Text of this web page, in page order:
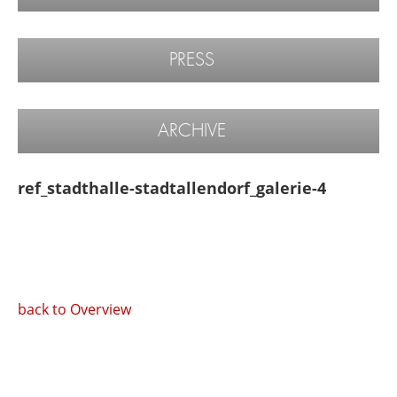
PRESS
ARCHIVE
ref_stadthalle-stadtallendorf_galerie-4
back to Overview